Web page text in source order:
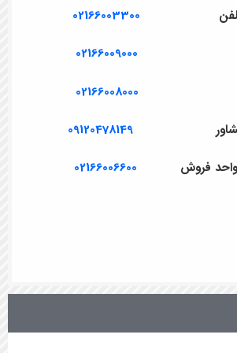
02166003300
02166009000
02166008000
09120478149
فروش 02166006600